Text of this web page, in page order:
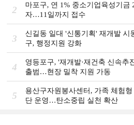
2
마포구, 연 1% 중소기업육성기금
자…11일까지 접수
3
신길동 일대 '신통기획' 재개발 시
구, 행정지원 강화
4
영등포구, '재개발·재건축 신속추
출범…현장 밀착 지원 가동
5
용산구자원봉사센터, 가족 체험
단 운영…탄소중립 실천 확산